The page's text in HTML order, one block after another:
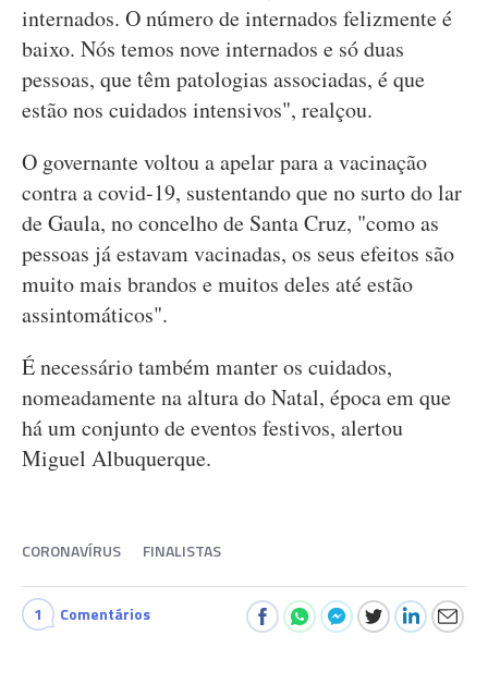
internados. O número de internados felizmente é
baixo. Nós temos nove internados e só duas
pessoas, que têm patologias associadas, é que
estão nos cuidados intensivos", realçou.
O governante voltou a apelar para a vacinação
contra a covid-19, sustentando que no surto do lar
de Gaula, no concelho de Santa Cruz, "como as
pessoas já estavam vacinadas, os seus efeitos são
muito mais brandos e muitos deles até estão
assintomáticos".
É necessário também manter os cuidados,
nomeadamente na altura do Natal, época em que
há um conjunto de eventos festivos, alertou
Miguel Albuquerque.
CORONAVÍRUS FINALISTAS
1 Comentários